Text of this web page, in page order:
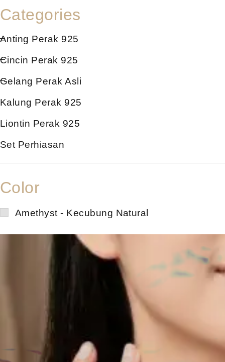
Categories
Anting Perak 925
Cincin Perak 925
Gelang Perak Asli
Kalung Perak 925
Liontin Perak 925
Set Perhiasan
Color
Amethyst - Kecubung Natural